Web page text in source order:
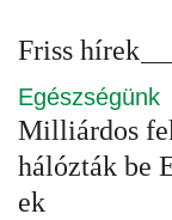
Friss hírek
Egészségünk
Milliárdos
hálózták be
ek